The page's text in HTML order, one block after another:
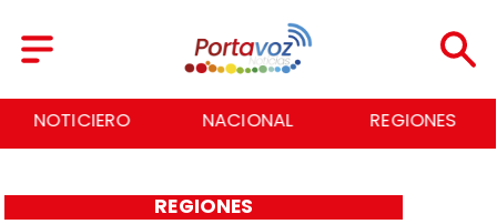
NACIONAL REGIONES ECONOMÍA
REGIONES